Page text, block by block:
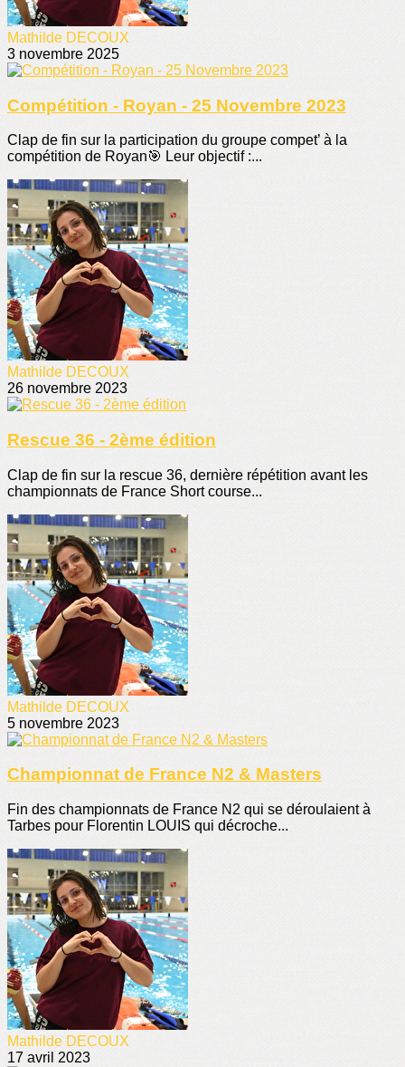
Mathilde DECOUX
3 novembre 2025
Compétition - Royan - 25 Novembre 2023
Clap de fin sur la participation du groupe compet’ à la
compétition de Royan🎯 Leur objectif :...
Mathilde DECOUX
26 novembre 2023
Rescue 36 - 2ème édition
Clap de fin sur la rescue 36, dernière répétition avant les
championnats de France Short course...
Mathilde DECOUX
5 novembre 2023
Championnat de France N2 & Masters
Fin des championnats de France N2 qui se déroulaient à
Tarbes pour Florentin LOUIS qui décroche...
Mathilde DECOUX
17 avril 2023